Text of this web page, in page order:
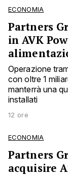
ECONOMIA
Partners
in AVK
Operazione
con oltre 1
manterrà una
installati
12 ore
ECONOMIA
Partners
acquisire